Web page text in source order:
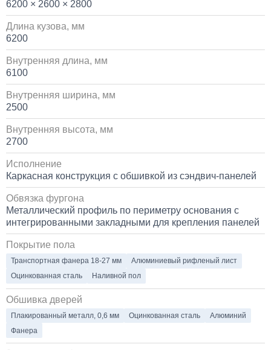
Установка сдвоенной двухрядной кабины с
увеличенным салоном
Установка пневмоподвески на воздушных подушках
на КАМАЗ
Установка стояночного кондиционера JUKOOL FT-
TAC-PI09 на крышу
80 000
45 000
6200 × 2600 × 2800
Длина кузова, мм
6200
Внутренняя длина, мм
6100
Внутренняя ширина, мм
2500
Внутренняя высота, мм
2700
Исполнение
Каркасная конструкция с обшивкой из сэндвич-панелей
Обвязка фургона
Металлический профиль по периметру основания с
интегрированными закладными для крепления панелей
Покрытие пола
Транспортная фанера 18-27 мм
Алюминиевый рифленый лист
Оцинкованная сталь
Наливной пол
Обшивка дверей
Плакированный металл, 0,6 мм Оцинкованная сталь
Алюминий
Фанера